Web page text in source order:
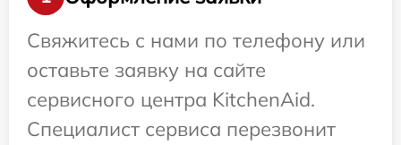
Свяжитесь с нами по телефону или
оставьте заявку на сайте
сервисного центра KitchenAid.
Специалист сервиса перезвонит